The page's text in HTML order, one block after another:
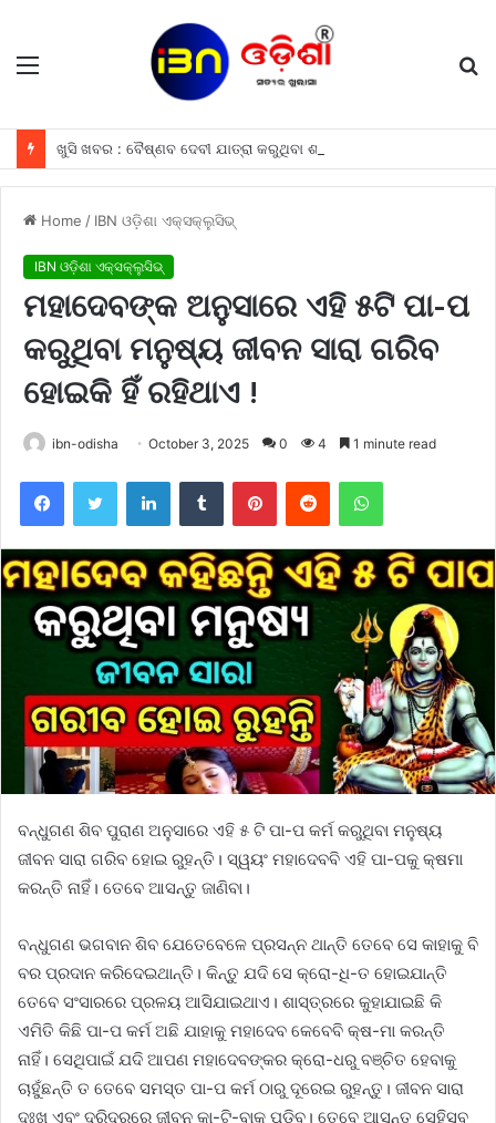
Menu
Home / IBN ଓଡ଼ିଶା ଏକ୍ସକ୍ଲୁସିଭ୍
IBN ଓଡ଼ିଶା ଏକ୍ସକ୍ଲୁସିଭ୍
ମହାଦେବଙ୍କ ଅନୁସାରେ ଏହି ୫ଟି ପା-ପ
କରୁଥିବା ମନୁଷ୍ୟ ଜୀବନ ସାରା ଗରିବ
ହୋଇକି ହିଁ ରହିଥାଏ !
ibn-odisha October 3, 2025 0 4 1 minute read
FacebookTwitter LinkedInTumblr PinterestReddit WhatsApp
ବନ୍ଧୁଗଣ ଶିବ ପୁରାଣ ଅନୁସାରେ ଏହି ୫ ଟି ପା-ପ କର୍ମ କରୁଥିବା ମନୁଷ୍ୟ
ଜୀବନ ସାରା ଗରିବ ହୋଇ ରୁହନ୍ତି। ସ୍ୱୟଂ ମହାଦେବବି ଏହି ପା-ପକୁ କ୍ଷମା
କରନ୍ତି ନାହିଁ। ତେବେ ଆସନ୍ତୁ ଜାଣିବା।
ବନ୍ଧୁଗଣ ଭଗବାନ ଶିବ ଯେତେବେଳେ ପ୍ରସନ୍ନ ଥାନ୍ତି ତେବେ ସେ କାହାକୁ ବି
ବର ପ୍ରଦାନ କରିଦେଇଥାନ୍ତି। କିନ୍ତୁ ଯଦି ସେ କ୍ରୋ-ଧି-ତ ହୋଇଯାନ୍ତି
ତେବେ ସଂସାରରେ ପ୍ରଳୟ ଆସିଯାଇଥାଏ। ଶାସ୍ତ୍ରରେ କୁହାଯାଇଛି କି
ଏମିତି କିଛି ପା-ପ କର୍ମ ଅଛି ଯାହାକୁ ମହାଦେବ କେବେବି କ୍ଷ-ମା କରନ୍ତି
ନାହିଁ। ସେଥିପାଇଁ ଯଦି ଆପଣ ମହାଦେବଙ୍କର କ୍ରୋ-ଧରୁ ବଞ୍ଚିତ ହେବାକୁ
ଚାହୁଁଛନ୍ତି ତ ତେବେ ସମସ୍ତ ପା-ପ କର୍ମ ଠାରୁ ଦୂରେଇ ରୁହନ୍ତୁ। ଜୀବନ ସାରା
ଦୁଃଖ ଏବଂ ଦରିଦ୍ରରେ ଜୀବନ କା-ଟି-ବାକୁ ପଡିବ। ତେବେ ଆସନ୍ତୁ ସେହିସବୁ